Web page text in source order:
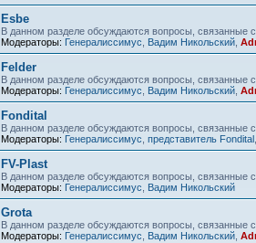
Esbe
В данном разделе обсуждаются вопросы, связанные
Модераторы: Генералиссимус Вадим Никольский
Felder
В данном разделе обсуждаются вопросы, связанные
Модераторы: Генералиссимус Вадим Никольский
Fondital
В данном разделе обсуждаются вопросы, связанные
Модераторы: Генералиссимус представитель Fondital
FV-Plast
В данном разделе обсуждаются вопросы, связанные
Модераторы: Генералиссимус Вадим Никольский
Grota
В данном разделе обсуждаются вопросы, связанные
Модераторы: Генералиссимус Вадим Никольский